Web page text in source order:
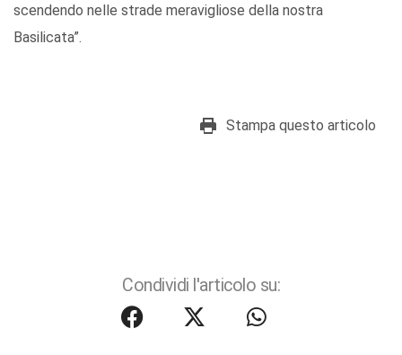
scendendo nelle strade meravigliose della nostra
Basilicata”.
Stampa questo articolo
Condividi l'articolo su: